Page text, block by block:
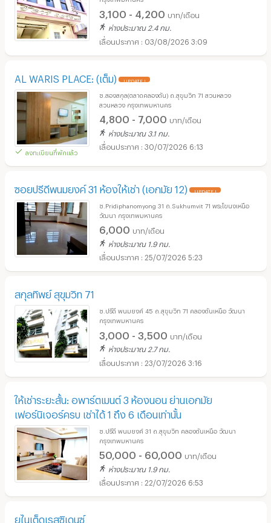
3,100 - 4,200 บาท/เดือน
ห่างประมาณ 2.4 กม.
03/08/2026 3:09
AL WARIS PLACE: (เต็ม) UPDATE !
ลงทะเบียนที่พักแล้ว
ซ.สองสกุล(ตลาดคลองตัน) ถ.สุขุมวิท 71 สวนหลวง
สวนหลวง กรุงเทพมหานคร
4,800 - 7,000 บาท/เดือน
ห่างประมาณ 3.1 กม.
30/07/2026 6:13
ซอยปรีดีพนมยงค์ 31 ห้องให้เช่า (เอกมัย 12) UPDATE !
ซ.Pridiphanomyong 31 ถ.Sukhumvit 71 พระโขนงเหนือ
วัฒนา กรุงเทพมหานคร
6,000 บาท/เดือน
ห่างประมาณ 1.9 กม.
25/07/2026 5:23
สกุลทิพย์ สุขุมวิท 71
ซ.ปรีดี พนมยงค์ 45 ถ.สุขุมวิท 71 คลองตันเหนือ วัฒนา
กรุงเทพมหานคร
3,000 - 3,500 บาท/เดือน
ห่างประมาณ 2.7 กม.
23/07/2026 3:16
ให้เช่าระยะสั้น: อพาร์ตเมนต์ 3 ห้องนอน ย่านเอกมัย
เฟอร์นิเจอร์ครบ เช่าได้ 1 ถึง 6 เดือนเท่านั้น
ซ.ปรีดี พนมยงค์ 31 ถ.สุขุมวิท คลองตันเหนือ วัฒนา
กรุงเทพมหานคร
50,000 - 60,000 บาท/เดือน
ห่างประมาณ 1.9 กม.
22/07/2026 6:53
ยูไนเต็ดเรสซิเดนซ์